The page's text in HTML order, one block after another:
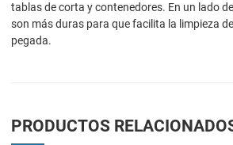
tablas de corta y contenedores. En un lado
son más duras para que facilita la limpieza
pegada.
PRODUCTOS